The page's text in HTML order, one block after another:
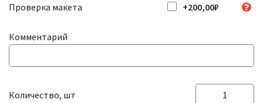
Проверка макета +200,00₽
Комментарий
Количество, шт